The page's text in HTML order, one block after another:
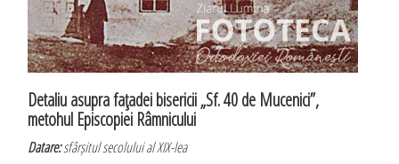
Detaliu asupra faţadei bisericii „Sf. 40 de Mucenici”,
metohul Episcopiei Râmnicului
Datare:sfârșitul secolului al XIX-lea